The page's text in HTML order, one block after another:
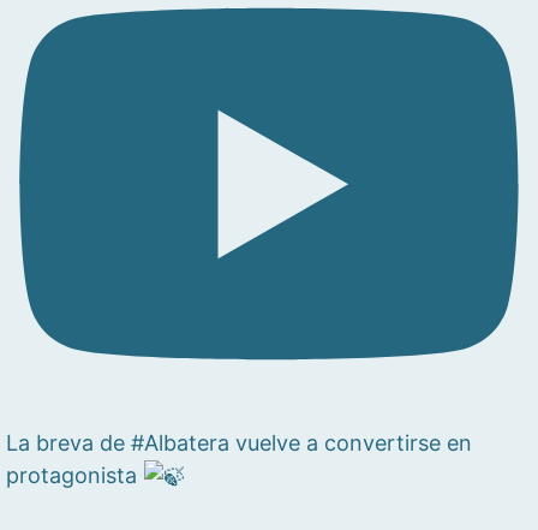
La breva de #Albatera vuelve a convertirse en
protagonista